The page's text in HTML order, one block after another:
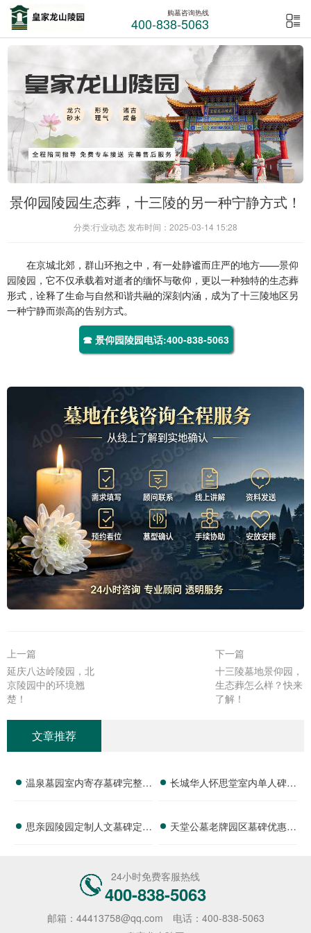
购墓咨询热线
400-838-5063
景仰园陵园生态葬，十三陵的另一种宁静方式！
分类:行业动态 发布时间：2025-03-14 15:28
在京城北郊，群山环抱之中，有一处静谧而庄严的地方——景仰
园陵园 ，它不仅承载着对逝者的缅怀与敬仰，更以一种独特的生态葬
形式，诠释了生命与自然和谐共融的深刻内涵，成为了十三陵地区另
一种宁静而崇高的告别方式。
☎ 景仰园陵园电话:400-838-5063
上一篇
延庆八达岭陵园，北
京陵园中的环境翘
楚！
下一篇
十三陵墓地景仰园，
生态葬怎么样？快来
了解！
文章推荐
温泉墓园室内寄存墓碑完整报
详解
长城华人怀思堂室内单人碑位
免详解
思亲园陵园定制人文墓碑定价
天堂公墓老牌园区墓碑优惠汇
24小时免费客服热线
400-838-5063
邮箱：44413758@qq.com
电话：400-838-5063